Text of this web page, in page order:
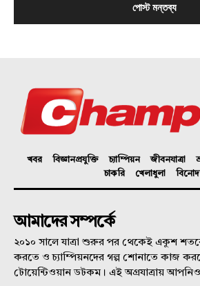
খবর বিজ্ঞানপ্রযুক্তি চ্যাম্পিয়ন জীবনযাত্রা
চাকরি
খেলাধুলা
আমাদের সম্পর্কে
২০১০ সালে যাত্রা শুরুর পর থেকেই একুশ
করতে ও চ্যাম্পিয়নদের গল্প শোনাতে কাজ
টোয়েন্টিওয়ান ডটকম। এই অগ্রযাত্রায়